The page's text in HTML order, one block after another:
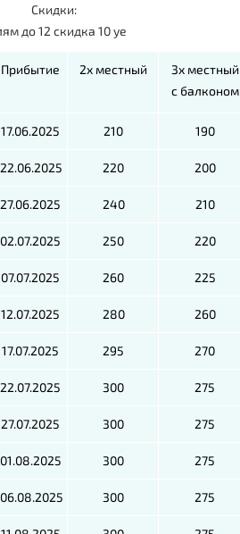
Скидки:
до 12 скидка 10 уе
Прибытие 2х местный
3х местный
c балконом
17.06.2025 210 190
22.06.2025 220 200
27.06.2025 240 210
02.07.2025 250 220
07.07.2025 260 225
12.07.2025 280 260
17.07.2025 295 270
22.07.2025 300 275
27.07.2025 300 275
01.08.2025 300 275
06.08.2025 300 275